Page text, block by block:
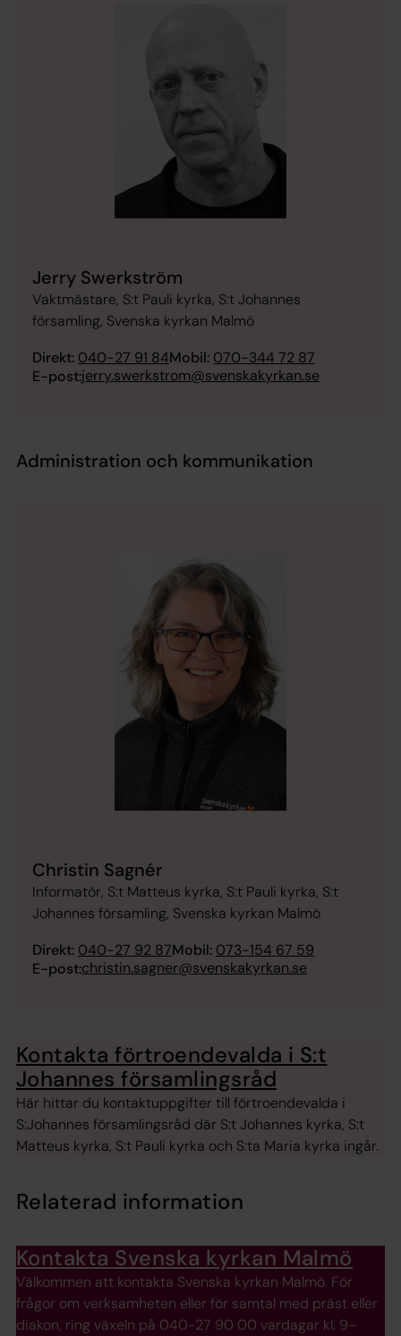
Jerry Swerkström
Vaktmästare, S:t Pauli kyrka, S:t Johannes
församling, Svenska kyrkan Malmö
Direkt: 040-27 91 84Mobil: 070-344 72 87
E-post:jerry.swerkstrom@svenskakyrkan.se
Administration och kommunikation
Christin Sagnér
Informatör, S:t Matteus kyrka, S:t Pauli kyrka, S:t
Johannes församling, Svenska kyrkan Malmö
Direkt: 040-27 92 87Mobil: 073-154 67 59
E-post:christin.sagner@svenskakyrkan.se
Kontakta förtroendevalda i S:t
Johannes församlingsråd
Här hittar du kontaktuppgifter till förtroendevalda i
S:Johannes församlingsråd där S:t Johannes kyrka, S:t
Matteus kyrka, S:t Pauli kyrka och S:ta Maria kyrka ingår.
Relaterad information
Kontakta Svenska kyrkan Malmö
Välkommen att kontakta Svenska kyrkan Malmö. För
frågor om verksamheten eller för samtal med präst eller
diakon, ring växeln på 040-27 90 00 vardagar kl. 9–